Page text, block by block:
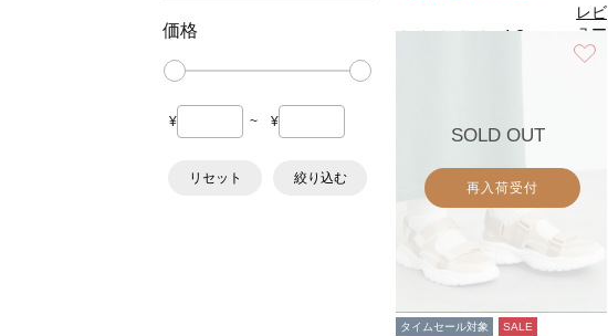
価格
¥ ~ ¥
リセット 絞り込む
4.8
レビ
ュー
を見
る
SOLD OUT
再入荷受付
タイムセール対象 SALE